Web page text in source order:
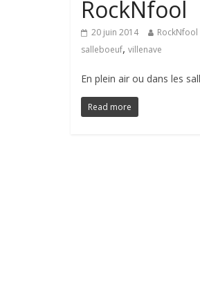
RockNfool
20 juin 2014 RockNfool
salleboeuf, villenave
En plein air ou dans les
Read more